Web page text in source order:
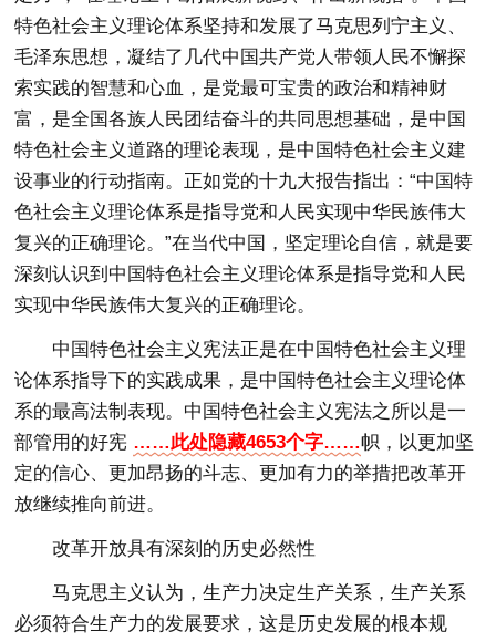
特色社会主义理论体系坚持和发展了马克思列宁主义、
毛泽东思想，凝结了几代中国共产党人带领人民不懈探
索实践的智慧和心血，是党最可宝贵的政治和精神财
富，是全国各族人民团结奋斗的共同思想基础，是中国
特色社会主义道路的理论表现，是中国特色社会主义建
设事业的行动指南。正如党的十九大报告指出：“中国特
色社会主义理论体系是指导党和人民实现中华民族伟大
复兴的正确理论。”在当代中国，坚定理论自信，就是要
深刻认识到中国特色社会主义理论体系是指导党和人民
实现中华民族伟大复兴的正确理论。
中国特色社会主义宪法正是在中国特色社会主义理
论体系指导下的实践成果，是中国特色社会主义理论体
系的最高法制表现。中国特色社会主义宪法之所以是一
部管用的好宪 ……此处隐藏4653个字……帜，以更加坚
定的信心、更加昂扬的斗志、更加有力的举措把改革开
放继续推向前进。
改革开放具有深刻的历史必然性
马克思主义认为，生产力决定生产关系，生产关系
必须符合生产力的发展要求，这是历史发展的根本规